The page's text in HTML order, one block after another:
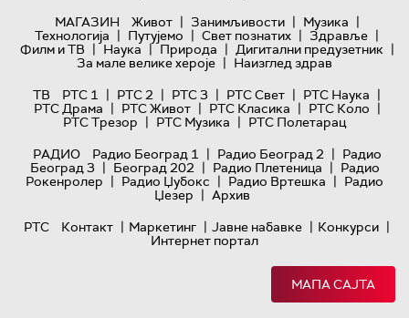
МАГАЗИН
Живот | Занимљивости | Музика |
Технологијa | Путујемо | Свет познатих | Здравље |
Филм и ТВ | Наука | Природа | Дигитални предузетник |
За мале велике хероје | Наизглед здрав
ТВ
РТС 1 | РТС 2 | РТС 3 | РТС Свет | РТС Наука |
РТС Драма | РТС Живот | РТС Класика | РТС Коло |
РТС Трезор | РТС Музика | РТС Полетарац
РАДИО
Радио Београд 1 | Радио Београд 2 | Радио
Београд 3 | Београд 202 | Радио Плетеница | Радио
Рокенролер | Радио Џубокс | Радио Вртешка | Радио
Џезер | Архив
РТС
Контакт | Маркетинг | Јавне набавке | Конкурси |
Интернет портал
МАПА САЈТА